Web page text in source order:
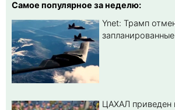
Самое популярное за неделю:
Ynet: Трамп
ЦАХАЛ приведен